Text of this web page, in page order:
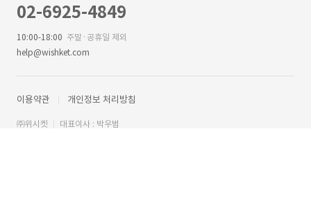
02-6925-4849
10:00-18:00 주말·공휴일 제외
help@wishket.com
이용약관 개인정보 처리방침
㈜위시켓
대표이사 : 박우범